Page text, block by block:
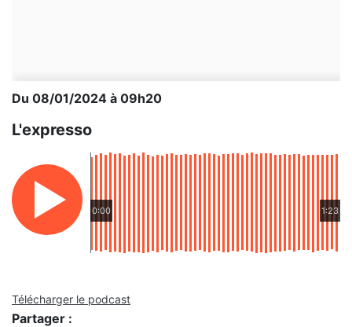
Du 08/01/2024 à 09h20
L'expresso
0:00 1:23
Télécharger le podcast
Partager :